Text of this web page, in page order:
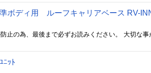
ボディ用 ルーフキャリアベース RV-
ﾆｯﾄ